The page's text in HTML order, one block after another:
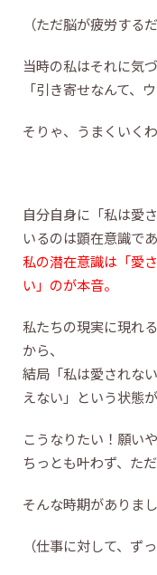
（ただ脳が疲労する
当時の私はそれに気づ
「引き寄せなんて、
そりゃ、うまくいく
自分自身に「私は愛
いるのは顕在意識であ
私の潜在意識は「愛
い」のが本音。
私たちの現実に現れ
から、
結局「私は愛されな
えない」という状態
こうなりたい！願い
ちっとも叶わず、た
そんな時期がありまし
（仕事に対して、ず